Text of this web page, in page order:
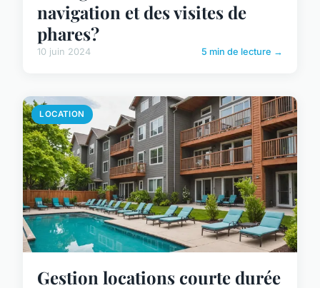
navigation et des visites de
phares?
10 juin 2024 5 min de lecture →
LOCATION
Gestion locations courte durée